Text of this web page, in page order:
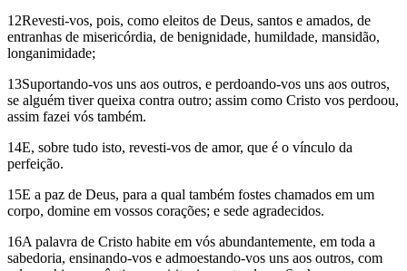
12Revesti-vos, pois, como eleitos de Deus, santos e amados, de
entranhas de misericórdia, de benignidade, humildade, mansidão,
longanimidade;
13Suportando-vos uns aos outros, e perdoando-vos uns aos outros,
se alguém tiver queixa contra outro; assim como Cristo vos perdoou,
assim fazei vós também.
14E, sobre tudo isto, revesti-vos de amor, que é o vínculo da
perfeição.
15E a paz de Deus, para a qual também fostes chamados em um
corpo, domine em vossos corações; e sede agradecidos.
16A palavra de Cristo habite em vós abundantemente, em toda a
sabedoria, ensinando-vos e admoestando-vos uns aos outros, com